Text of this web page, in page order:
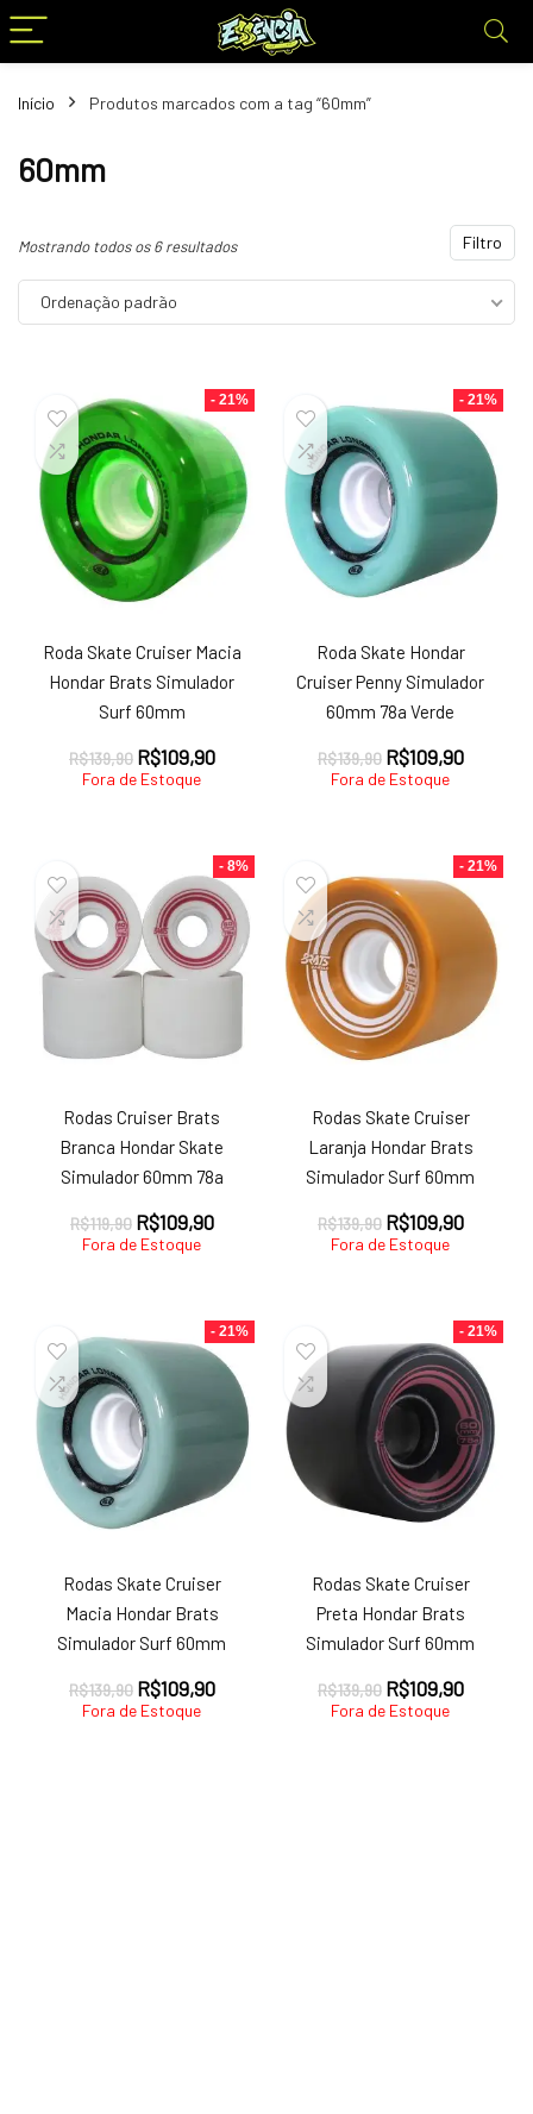
Início Produtos marcados com a tag “60mm”
60mm
Filtro
Mostrando todos os 6 resultados
Ordenação padrão
- 21%
Roda Skate Cruiser Macia
Hondar Brats Simulador
Surf 60mm
R$139,90 O
preço
R$139,90.
R$109,90O
R$109,90.
Fora de Estoque
- 21%
Roda Skate Hondar
Cruiser Penny Simulador
60mm 78a Verde
R$139,90 O
preço
R$139,90.
R$109,90O
Fora de Estoque
- 8%
Rodas Cruiser Brats
Branca Hondar Skate
Simulador 60mm 78a
R$119,90 O
preço
R$119,90.
R$109,90O
R$109,90.
Fora de Estoque
- 21%
Rodas Skate Cruiser
Laranja Hondar Brats
Simulador Surf 60mm
R$139,90 O
preço
R$139,90.
R$109,90O
Fora de Estoque
- 21%
Rodas Skate Cruiser
Macia Hondar Brats
Simulador Surf 60mm
R$139,90 O
preço
R$109,90O
Fora de Estoque
- 21%
Rodas Skate Cruiser
Preta Hondar Brats
Simulador Surf 60mm
R$139,90 O
preço
R$109,90O
Fora de Estoque